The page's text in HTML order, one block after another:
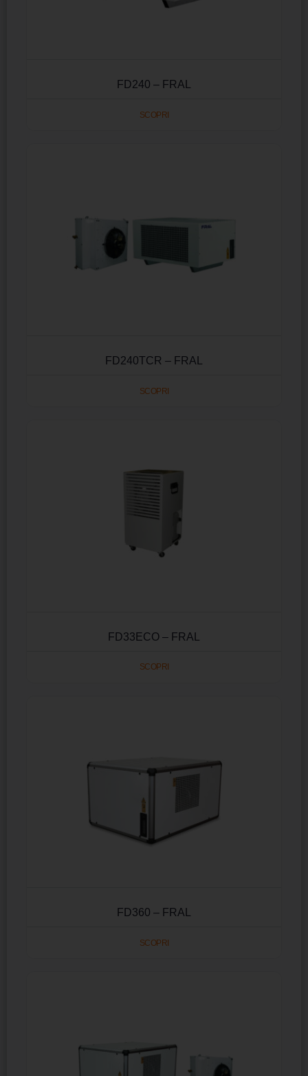
FD240 – FRAL
SCOPRI
FD240TCR – FRAL
SCOPRI
FD33ECO – FRAL
SCOPRI
FD360 – FRAL
SCOPRI